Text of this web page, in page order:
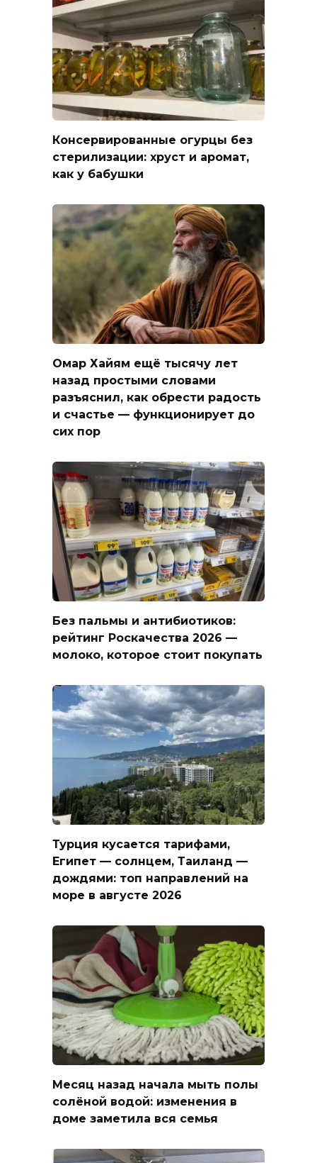
Консервированные огурцы без
стерилизации: хруст и аромат,
как у бабушки
Омар Хайям ещё тысячу лет
назад простыми словами
разъяснил, как обрести радость
и счастье — функционирует до
сих пор
Без пальмы и антибиотиков:
рейтинг Роскачества 2026 —
молоко, которое стоит покупать
Турция кусается тарифами,
Египет — солнцем, Таиланд —
дождями: топ направлений на
море в августе 2026
Месяц назад начала мыть полы
солёной водой: изменения в
доме заметила вся семья